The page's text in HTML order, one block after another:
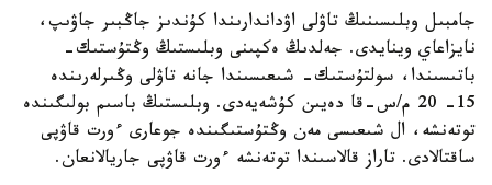
جامبىل وبلىسىنىڭ تاۋلى اۋداندارىندا كۇندىز جاڭبىر جاۋىپ،
نايزاعاي وينايدى. جەلدىڭ ەكپىنى وبلىستىڭ وڭتۇستىك-
باتىسىندا، سولتۇستىك- شىعىسىندا جانە تاۋلى وڭىرلەرىندە
15- 20 م/س-قا دەيىن كۇشەيەدى. وبلىستىڭ باسىم بولىگىندە
توتەنشە، ال شىعىسى مەن وڭتۇستىگىندە جوعارى ءورت قاۋپى
ساقتالادى. تاراز قالاسىندا توتەنشە ءورت قاۋپى جاريالانعان.